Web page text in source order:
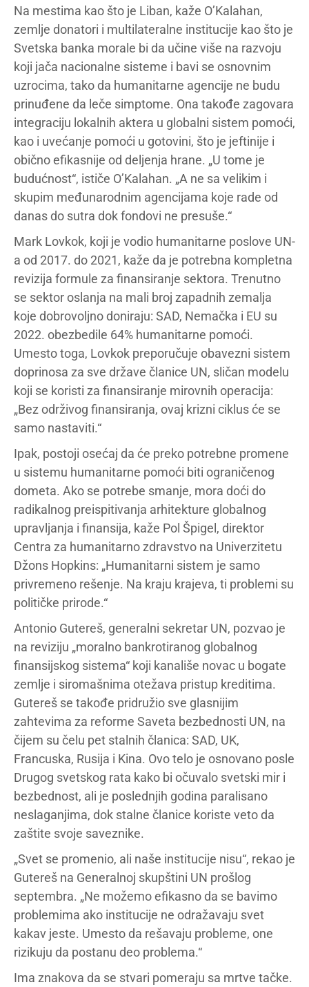
Na mestima kao što je Liban, kaže O’Kalahan,
zemlje donatori i multilateralne institucije kao što je
Svetska banka morale bi da učine više na razvoju
koji jača nacionalne sisteme i bavi se osnovnim
uzrocima, tako da humanitarne agencije ne budu
prinuđene da leče simptome. Ona takođe zagovara
integraciju lokalnih aktera u globalni sistem pomoći,
kao i uvećanje pomoći u gotovini, što je jeftinije i
obično efikasnije od deljenja hrane. „U tome je
budućnost“, ističe O’Kalahan. „A ne sa velikim i
skupim međunarodnim agencijama koje rade od
danas do sutra dok fondovi ne presuše.“
Mark Lovkok, koji je vodio humanitarne poslove UN-
a od 2017. do 2021, kaže da je potrebna kompletna
revizija formule za finansiranje sektora. Trenutno
se sektor oslanja na mali broj zapadnih zemalja
koje dobrovoljno doniraju: SAD, Nemačka i EU su
2022. obezbedile 64% humanitarne pomoći.
Umesto toga, Lovkok preporučuje obavezni sistem
doprinosa za sve države članice UN, sličan modelu
koji se koristi za finansiranje mirovnih operacija:
„Bez održivog finansiranja, ovaj krizni ciklus će se
samo nastaviti.“
Ipak, postoji osećaj da će preko potrebne promene
u sistemu humanitarne pomoći biti ograničenog
dometa. Ako se potrebe smanje, mora doći do
radikalnog preispitivanja arhitekture globalnog
upravljanja i finansija, kaže Pol Špigel, direktor
Centra za humanitarno zdravstvo na Univerzitetu
Džons Hopkins: „Humanitarni sistem je samo
privremeno rešenje. Na kraju krajeva, ti problemi su
političke prirode.“
Antonio Gutereš, generalni sekretar UN, pozvao je
na reviziju „moralno bankrotiranog globalnog
finansijskog sistema“ koji kanališe novac u bogate
zemlje i siromašnima otežava pristup kreditima.
Gutereš se takođe pridružio sve glasnijim
zahtevima za reforme Saveta bezbednosti UN, na
čijem su čelu pet stalnih članica: SAD, UK,
Francuska, Rusija i Kina. Ovo telo je osnovano posle
Drugog svetskog rata kako bi očuvalo svetski mir i
bezbednost, ali je poslednjih godina paralisano
neslaganjima, dok stalne članice koriste veto da
zaštite svoje saveznike.
„Svet se promenio, ali naše institucije nisu“, rekao je
Gutereš na Generalnoj skupštini UN prošlog
septembra. „Ne možemo efikasno da se bavimo
problemima ako institucije ne odražavaju svet
kakav jeste. Umesto da rešavaju probleme, one
rizikuju da postanu deo problema.“
Ima znakova da se stvari pomeraju sa mrtve tačke.